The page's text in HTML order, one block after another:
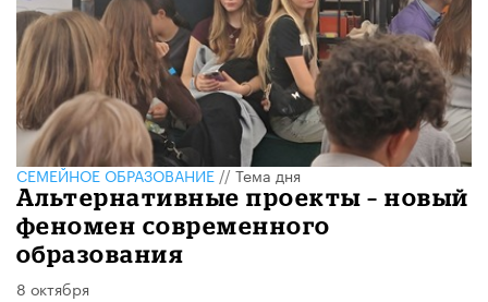
СЕМЕЙНОЕ ОБРАЗОВАНИЕ//Тема дня
Альтернативные проекты – новый
феномен современного
образования
8 октября